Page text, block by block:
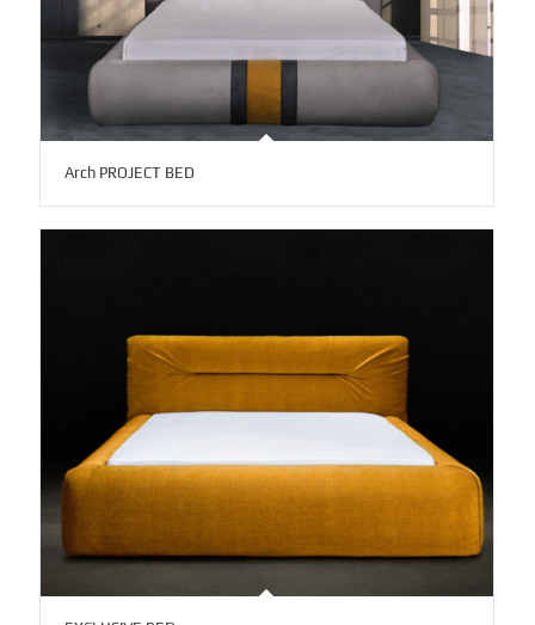
Arch PROJECT BED